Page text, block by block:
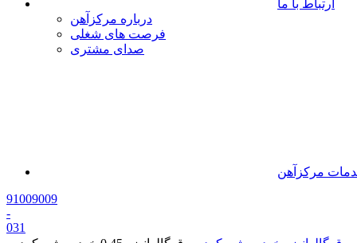
ارتباط با ما
درباره مرکزآهن
فرصت های شغلی
صدای مشتری
مرکزآهن
91009009
-
031